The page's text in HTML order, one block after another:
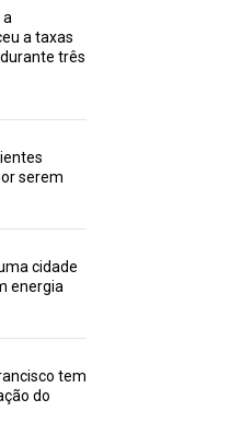
a taxas
três
serem
cidade
energia
tem
do